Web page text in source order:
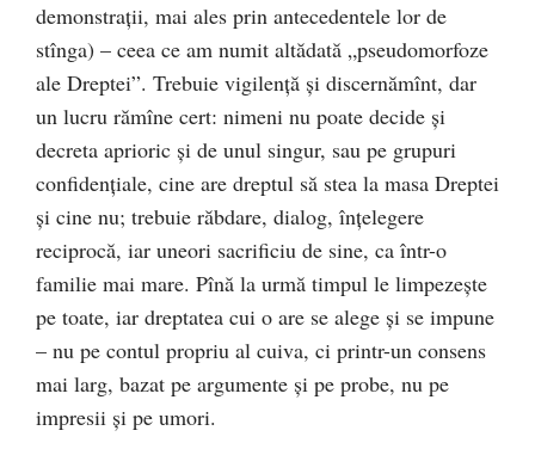
demonstraţii, mai ales prin antecedentele lor de
stînga) – ceea ce am numit altădată „pseudomorfoze
ale Dreptei”. Trebuie vigilenţă şi discernămînt, dar
un lucru rămîne cert: nimeni nu poate decide şi
decreta aprioric şi de unul singur, sau pe grupuri
confidenţiale, cine are dreptul să stea la masa Dreptei
şi cine nu; trebuie răbdare, dialog, înţelegere
reciprocă, iar uneori sacrificiu de sine, ca într-o
familie mai mare. Pînă la urmă timpul le limpezeşte
pe toate, iar dreptatea cui o are se alege şi se impune
– nu pe contul propriu al cuiva, ci printr-un consens
mai larg, bazat pe argumente şi pe probe, nu pe
impresii şi pe umori.